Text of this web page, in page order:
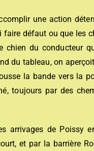
une action
défaut ou que les
chien du conducteur
du tableau, on
la bande vers la
toujours par des
arrivages de Poissy
et par la barrière